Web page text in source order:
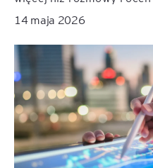
14 maja 2026